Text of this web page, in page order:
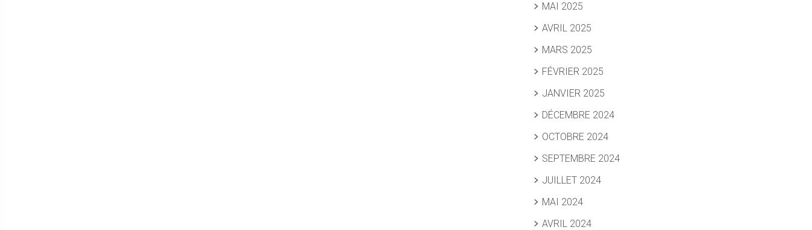
MAI 2025
AVRIL 2025
MARS 2025
FÉVRIER 2025
JANVIER 2025
DÉCEMBRE 2024
OCTOBRE 2024
SEPTEMBRE 2024
JUILLET 2024
MAI 2024
AVRIL 2024